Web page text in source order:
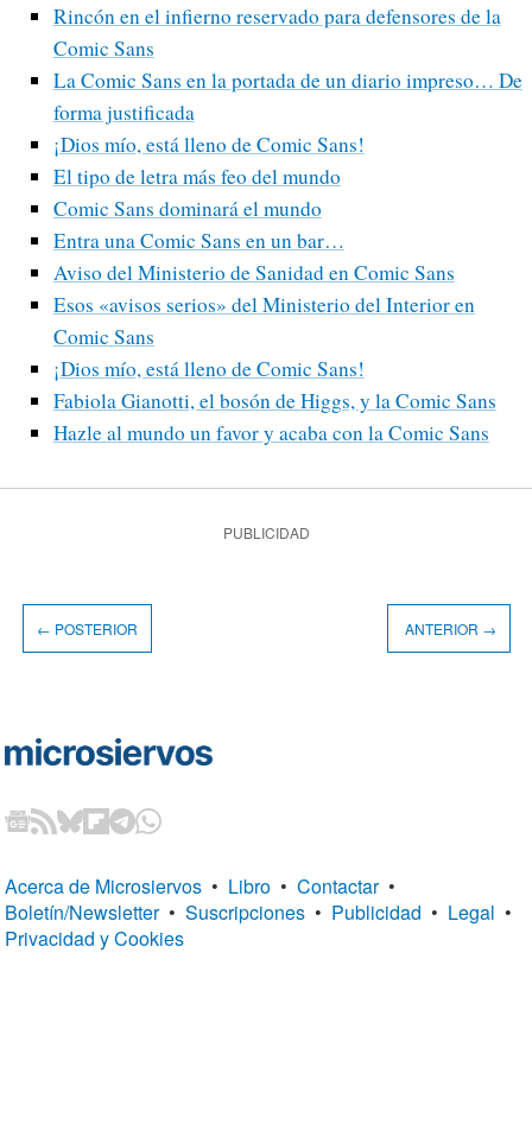
Rincón en el infierno reservado para defensores de la
Comic Sans
La Comic Sans en la portada de un diario impreso… De
forma justificada
¡Dios mío, está lleno de Comic Sans!
El tipo de letra más feo del mundo
Comic Sans dominará el mundo
Entra una Comic Sans en un bar…
Aviso del Ministerio de Sanidad en Comic Sans
Esos «avisos serios» del Ministerio del Interior en
Comic Sans
¡Dios mío, está lleno de Comic Sans!
Fabiola Gianotti, el bosón de Higgs, y la Comic Sans
Hazle al mundo un favor y acaba con la Comic Sans
PUBLICIDAD
← POSTERIOR ANTERIOR →
Acerca de Microsiervos • Libro • Contactar •
Boletín/Newsletter • Suscripciones • Publicidad • Legal •
Privacidad y Cookies